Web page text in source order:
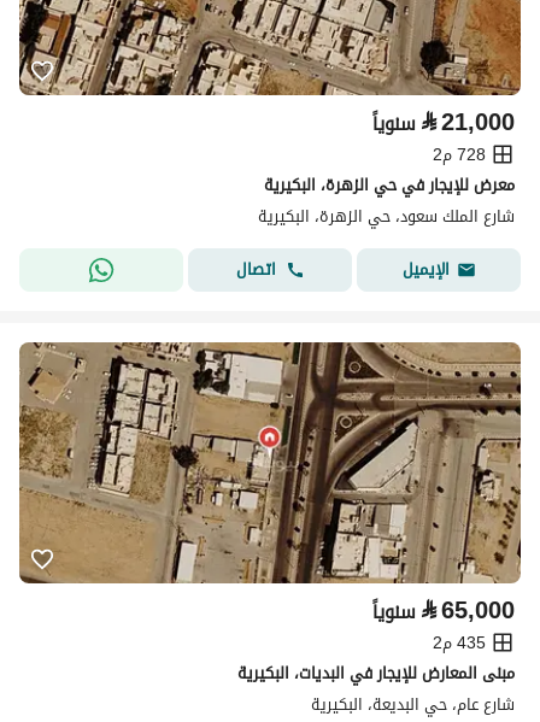
⃁21,000 سنوياً
728 م2
معرض للإيجار في حي الزهرة، البكيرية
شارع الملك سعود، حي الزهرة، البكيرية
الإيميل
اتصال
⃁65,000 سنوياً
435 م2
مبنى المعارض للإيجار في البديات، البكيرية
شارع عام، حي البديعة، البكيرية